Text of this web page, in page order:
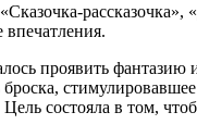
проявить
состояла в том,